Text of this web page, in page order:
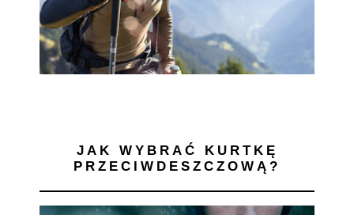
JAK WYBRAĆ KURTKĘ
PRZECIWDESZCZOWĄ?